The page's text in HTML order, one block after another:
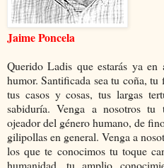
Jaime Poncela
Querido Ladis que estarás ya
humor. Santificada sea tu coña,
tus casos y cosas, tus largas
sabiduría. Venga a nosotros tu
ojeador del género humano, de
gilipollas en general. Venga a
los que te conocimos tu toque
humanidad, tu amplio